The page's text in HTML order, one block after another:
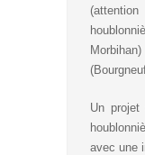
Un projet
avec une